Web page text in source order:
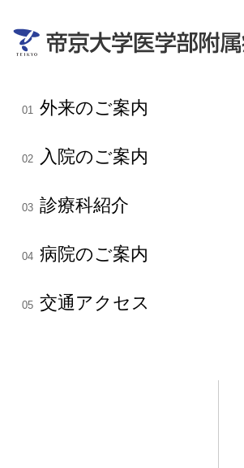
01 外来のご案内
02 入院のご案内
03 診療科紹介
04 病院のご案内
05 交通アクセス